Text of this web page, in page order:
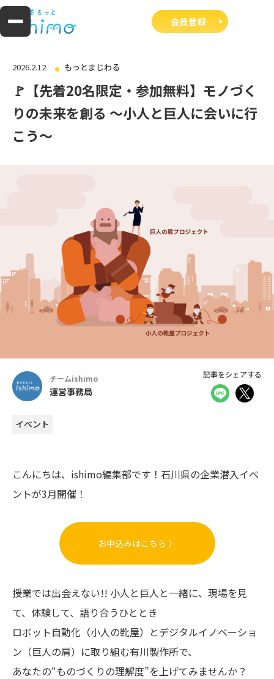
会員登録
2026.2.12 もっとまじわる
🚩【先着20名限定・参加無料】モノづく
りの未来を創る ～小人と巨人に会いに行
こう～
チームishimo
運営事務局
記事をシェアする
イベント
こんにちは、ishimo編集部です！石川県の企業潜入イベ
ントが3月開催！
お申込みはこちら 〉
授業では出会えない!! 小人と巨人と一緒に、現場を見
て、体験して、語り合うひととき
ロボット自動化（小人の靴屋）とデジタルイノベーショ
ン（巨人の肩）に取り組む有川製作所で、
あなたの“ものづくりの理解度”を上げてみませんか？